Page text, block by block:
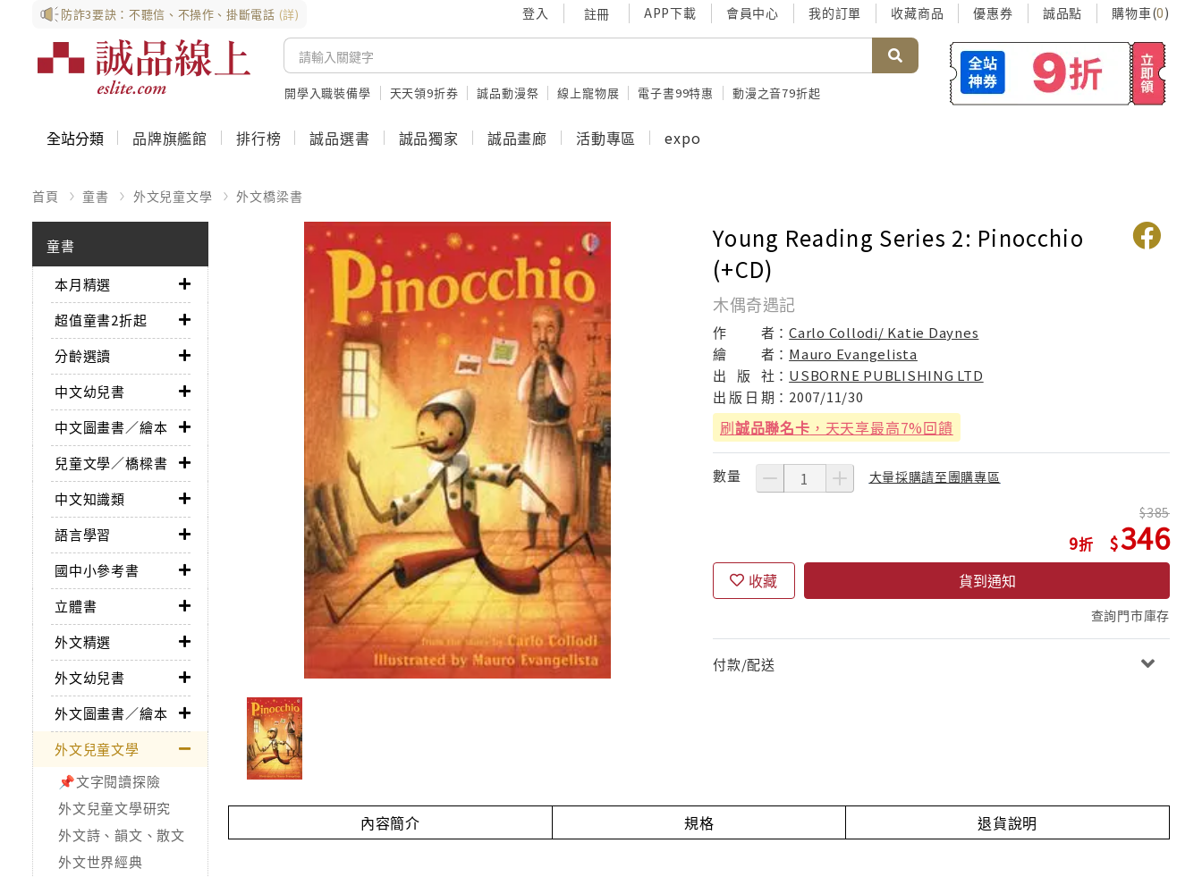
防詐3要訣：不聽信、不操作、掛斷電話 (詳) 登入 註冊 APP下載 會員中心 我的訂單 收藏商品 優惠券 誠品點 購物車(0)
開學入職裝備學 天天領9折券 誠品動漫祭 線上寵物展 電子書99特惠 動漫之音79折起
全站分類 品牌旗艦館 排行榜 誠品選書 誠品獨家 誠品畫廊 活動專區 expo
首頁 童書 外文兒童文學 外文橋梁書
童書
本月精選
超值童書2折起
分齡選讀
中文幼兒書
中文圖畫書／繪本
兒童文學／橋樑書
中文知識類
語言學習
國中小參考書
立體書
外文精選
外文幼兒書
外文圖畫書／繪本
外文兒童文學
📌文字閱讀探險
外文兒童文學研究
外文詩、韻文、散文
外文世界經典
Young Reading Series 2: Pinocchio
(+CD)
木偶奇遇記
作 者：Carlo Collodi/ Katie Daynes
繪
者： Mauro Evangelista
出
版 社： USBORNE PUBLISHING LTD
出 版 日 期： 2007/11/30
刷誠品聯名卡 ，天天享最高7%回饋
數量 大量採購請至團購專區
9
385
346
收藏 貨到通知
查詢門市庫存
付款/配送
內容簡介 規格 退貨說明